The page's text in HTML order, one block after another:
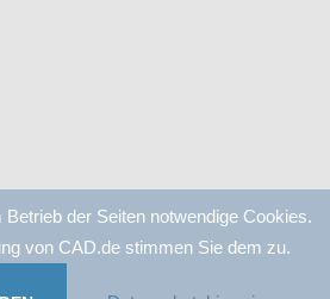
der Seiten notwendige Cookies.
von CAD.de stimmen Sie dem zu.